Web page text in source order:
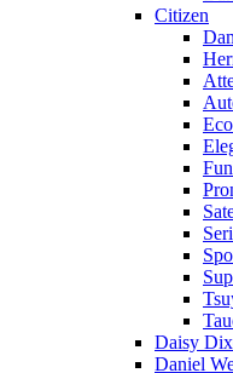
Citizen
Daisy
Daniel